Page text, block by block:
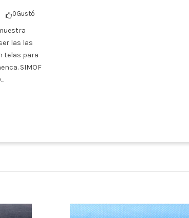
0Gustó
las las
telas para
SIMOF